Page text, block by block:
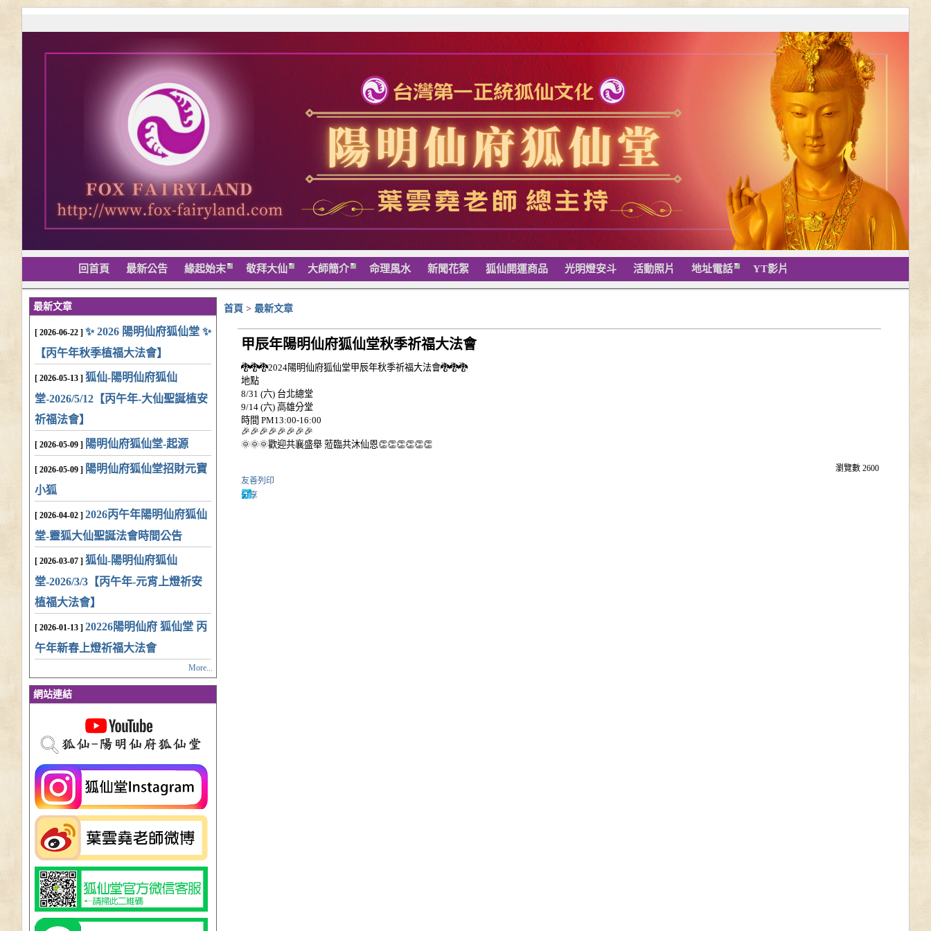
回首頁 最新公告 緣起始末 敬拜大仙 大師簡介 命理風水 新聞花絮 狐仙開運商品 光明燈安斗 活動照片 地址電話 YT影片
最新文章
[ 2026-06-22 ] ✨ 2026 陽明仙府狐仙堂 ✨
【丙午年秋季植福大法會】
[ 2026-05-13 ] 狐仙-陽明仙府狐仙
堂-2026/5/12【丙午年-大仙聖誕植安
祈福法會】
[ 2026-05-09 ] 陽明仙府狐仙堂-起源
[ 2026-05-09 ] 陽明仙府狐仙堂招財元寶
小狐
[ 2026-04-02 ] 2026丙午年陽明仙府狐仙
堂-靈狐大仙聖誕法會時間公告
[ 2026-03-07 ] 狐仙-陽明仙府狐仙
堂-2026/3/3【丙午年-元宵上燈祈安
植福大法會】
[ 2026-01-13 ] 20226陽明仙府 狐仙堂 丙
午年新春上燈祈福大法會
More...
網站連結
首頁 > 最新文章
甲辰年陽明仙府狐仙堂秋季祈福大法會
🐉🐉🐉2024陽明仙府狐仙堂甲辰年秋季祈福大法會🐉🐉🐉
地點
8/31 (六) 台北總堂
9/14 (六) 高雄分堂
時間 PM13:00-16:00
🎉🎉🎉🎉🎉🎉🎉🎉
🌞🌞🌞歡迎共襄盛舉 蒞臨共沐仙恩👏👏👏👏👏👏
瀏覽數 2600
友善列印
分享